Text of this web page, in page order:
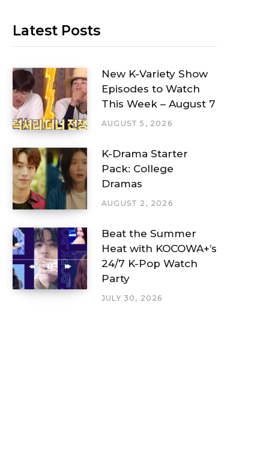
Latest Posts
New K-Variety Show
Episodes to Watch
This Week – August 7
AUGUST 5, 2026
K-Drama Starter
Pack: College
Dramas
AUGUST 2, 2026
Beat the Summer
Heat with KOCOWA+’s
24/7 K-Pop Watch
Party
JULY 30, 2026